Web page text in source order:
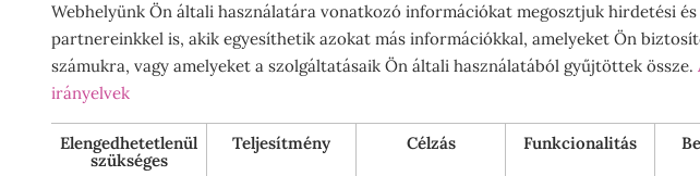
Webhelyünk Ön általi használatára vonatkozó információkat megosztjuk hirdetési és
partnereinkkel is, akik egyesíthetik azokat más információkkal, amelyeket Ön
számukra, vagy amelyeket a szolgáltatásaik Ön általi használatából gyűjtöttek össze.
irányelvek
Elengedhetetlenül
szükséges
Teljesítmény Célzás Funkcionalitás